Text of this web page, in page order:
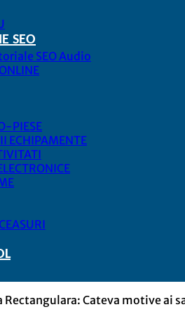
SEO
SEO Audio
PIESE
ECHIPAMENTE
Rectangulara: Cateva motive ai